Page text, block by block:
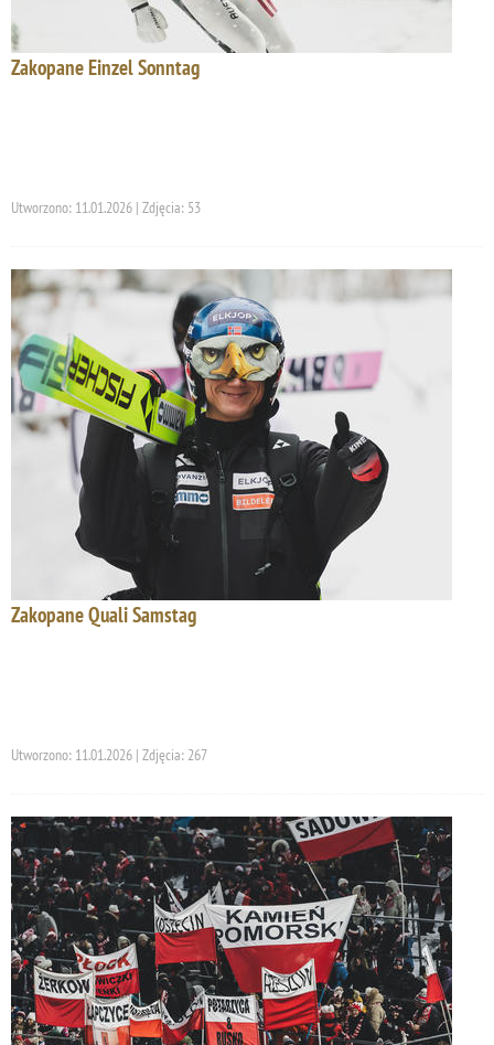
Zakopane Einzel Sonntag
Utworzono: 11.01.2026 | Zdjęcia: 53
Zakopane Quali Samstag
Utworzono: 11.01.2026 | Zdjęcia: 267